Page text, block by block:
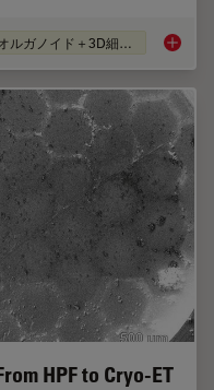
オルガノイド＋3D細胞培養
HPF to Cryo-ET